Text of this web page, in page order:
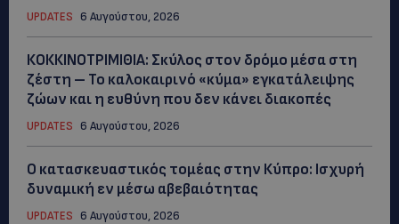
UPDATES 6 Αυγούστου, 2026
ΚΟΚΚΙΝΟΤΡΙΜΙΘΙΑ: Σκύλος στον δρόμο μέσα στη
ζέστη – Το καλοκαιρινό «κύμα» εγκατάλειψης
ζώων και η ευθύνη που δεν κάνει διακοπές
UPDATES 6 Αυγούστου, 2026
Ο κατασκευαστικός τομέας στην Κύπρο: Ισχυρή
δυναμική εν μέσω αβεβαιότητας
UPDATES 6 Αυγούστου, 2026